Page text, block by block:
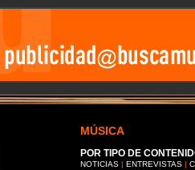
MÚSICA
POR TIPO DE
NOTICIAS | ENTREVISTAS |